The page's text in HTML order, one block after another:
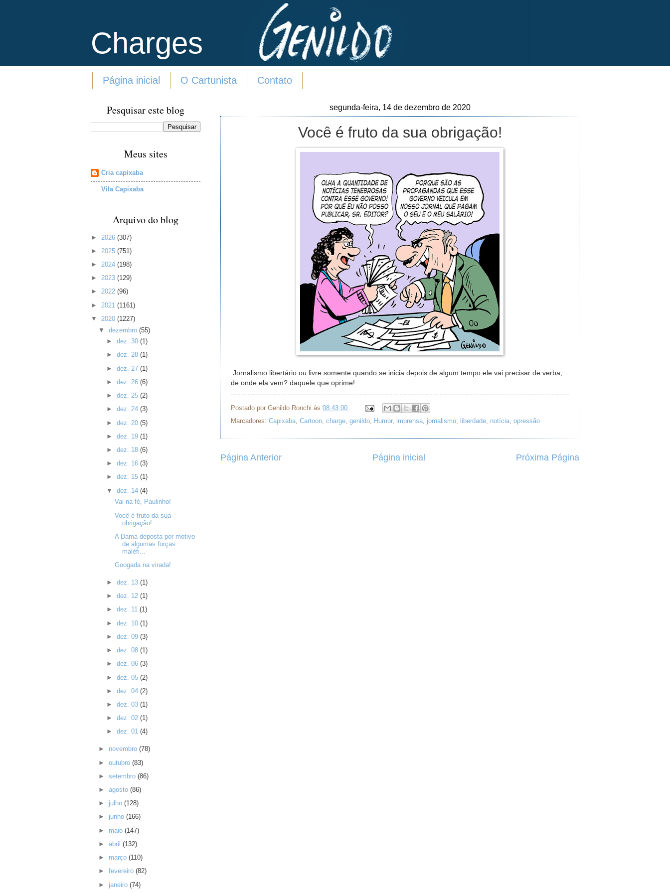
Charges
Página inicial O Cartunista Contato
segunda-feira, 14 de dezembro de 2020
Você é fruto da sua obrigação!
Jornalismo libertário ou livre somente quando se inicia depois de algum tempo ele vai precisar de verba,
de onde ela vem? daquele que oprime!
Postado por Genildo Ronchi às 08:43:00
Marcadores: Capixaba, Cartoon, charge, genildo, Humor, imprensa, jornalismo, liberdade, notícia, opressão
Página Anterior Próxima Página
Página inicial
Pesquisar este blog
Meus sites
Cria capixaba
Vila Capixaba
Arquivo do blog
► 2026 (307)
► 2025 (751)
► 2024 (198)
► 2023 (129)
► 2022 (96)
► 2021 (1161)
▼ 2020 (1227)
▼dezembro(55)
► dez. 30 (1)
► dez. 28 (1)
► dez. 27 (1)
► dez. 26 (6)
► dez. 25 (2)
► dez. 24 (3)
► dez. 20 (5)
► dez. 19 (1)
► dez. 18 (6)
► dez. 16 (3)
► dez. 15 (1)
▼ dez. 14 (4)
Vai na fé, Paulinho!
Você é fruto da sua
obrigação!
A Dama deposta por motivo
de algumas forças
maléfi...
Googada na virada!
► dez. 13 (1)
► dez. 12 (1)
► dez. 11 (1)
► dez. 10 (1)
► dez. 09 (3)
► dez. 08 (1)
► dez. 06 (3)
► dez. 05 (2)
► dez. 04 (2)
► dez. 03 (1)
► dez. 02 (1)
► dez. 01 (4)
► novembro(78)
►outubro(83)
►setembro(86)
►agosto(86)
► julho(128)
► junho(166)
► maio(147)
►abril(132)
► março(110)
►fevereiro(82)
► janeiro(74)